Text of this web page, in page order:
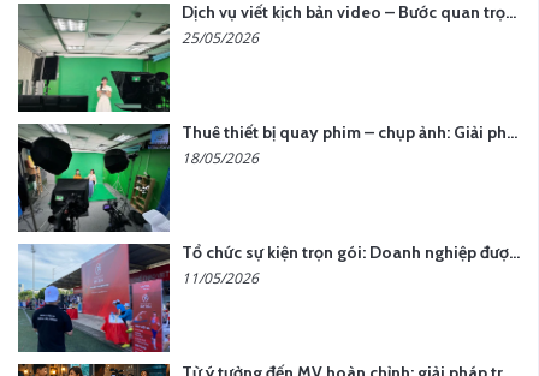
Dịch vụ viết kịch bản video – Bước quan trọng quyết định thành công nội dung
25/05/2026
Thuê thiết bị quay phim – chụp ảnh: Giải pháp tối ưu chi phí cho doanh nghiệp
18/05/2026
Tổ chức sự kiện trọn gói: Doanh nghiệp được gì khi chọn đơn vị chuyên nghiệp?
11/05/2026